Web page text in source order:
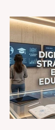
وتاريخياً.
من أغسطس 2026، توافد خبراء
في مجال
في
الأكثر
الحدث
أن إعطاء
المحفز